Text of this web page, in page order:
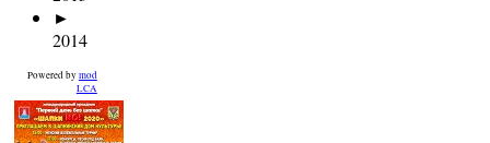
►
2014
Powered by mod
LCA